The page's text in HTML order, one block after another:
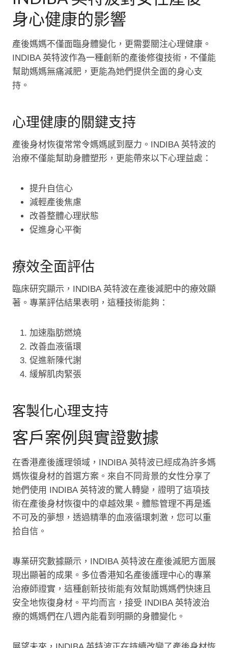
身心健康的影響
產後媽媽不僅面臨身體變化，更需要關注心理健康。
INDIBA 英特波作為一種創新的產後修復技術，不僅能
幫助媽媽無痛減肥，更能為她們提供全面的身心支
持。
心理健康的關鍵支持
產後身材恢復常常令媽媽感到壓力。INDIBA 英特波的
治療不僅能幫助身體塑形，更能帶來以下心理益處：
提升自信心
減輕產後焦慮
改善整體心理狀態
促進身心平衡
療效全面評估
臨床研究顯示，INDIBA 英特波在產後減肥中的療效顯
著。專業評估結果表明，這種技術能夠：
加速脂肪燃燒
改善血液循環
促進新陳代謝
緩解肌肉緊張
客製化心理支持
客戶案例與實證數據
在香港產後護理領域，INDIBA 英特波已經成為許多媽
媽恢復身材的首選方案。來自不同背景的女性分享了
她們使用 INDIBA 英特波的驚人轉變，證明了這項技
術在產後身材恢復中的卓越效果。體態管理不再是遙
不可及的夢想，透過精準的血液循環刺激，您可以重
拾自信。
專業研究數據顯示，INDIBA 英特波在產後減肥方面展
現出顯著的成果。多位香港知名產後護理中心的專業
治療師證實，這種創新技術能有效幫助媽媽們快速且
安全地恢復身材。平均而言，接受 INDIBA 英特波治
療的媽媽們在八週內能看到明顯的身體變化。